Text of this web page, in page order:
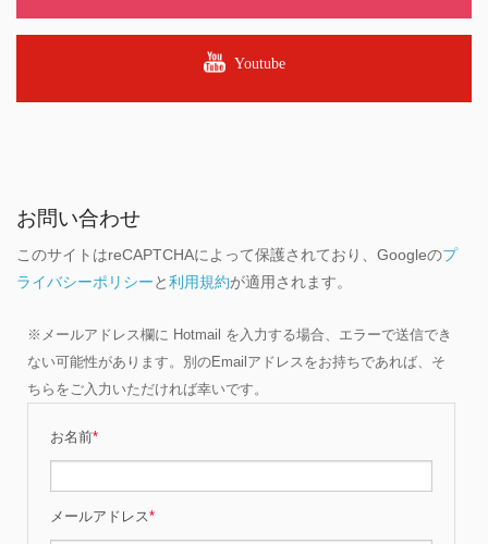
Youtube
お問い合わせ
このサイトはreCAPTCHAによって保護されており、Googleのプ
ライバシーポリシーと利用規約が適用されます。
※メールアドレス欄に Hotmail を入力する場合、エラーで送信でき
ない可能性があります。別のEmailアドレスをお持ちであれば、そ
ちらをご入力いただければ幸いです。
お名前*
メールアドレス*